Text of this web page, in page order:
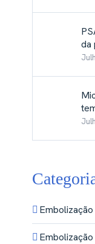
da
Embolização